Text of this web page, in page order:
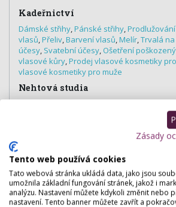
Kadeřnictví
Dámské střihy,Pánské střihy,
vlasů,Přeliv,Barvení vlasů,Melír,Trvalá
účesy, Svatební účesy, Ošetření
vlasové kůry,Prodej vlasové kosmetiky
vlasové kosmetiky pro muže
Nehtová studia
Manikúra
Hodnocení salónu
Pro přidání hodnocení sepřihlašte.
Zásady
Tento web používá cookies
Tato webová stránka ukládá data, jako jsou
umožnila základní fungování stránek, jakož i
analýzu. Nastavení můžete kdykoli změnit nebo
nastavení. Tento banner můžete zavřít a